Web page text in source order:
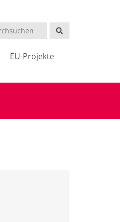
Suchen
EU-Projekte